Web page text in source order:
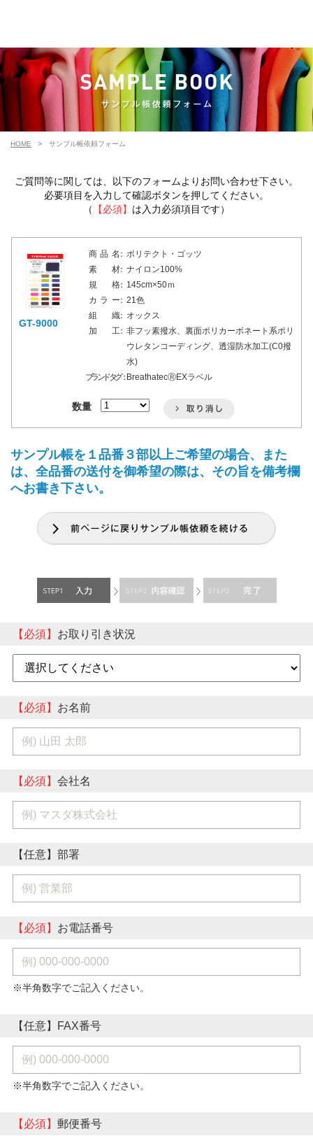
HOME サンプル帳依頼フォーム
ご質問等に関しては、以下のフォームよりお問い合わせ下さい。
必要項目を入力して確認ボタンを押してください。
（
【必須】 は入力必須項目です）
GT-9000
商 品 名 ： ポリテクト・ゴッツ
素 材 ： ナイロン100%
規 格 ： 145cm×50ｍ
カ ラ ー ： 21色
組 織 ： オックス
加 工 ： 非フッ素撥水、裏面ポリカーボネート系ポリ
ウレタンコーディング、透湿防水加工(C0撥
水)
ブランドタグ： BreathatecⓇEXラベル
数量
サンプル帳を１品番３部以上ご希望の場合、また
は、全品番の送付を御希望の際は、その旨を備考欄
へお書き下さい。
【必須】 お取り引き状況
【必須】 お名前
【必須】 会社名
【任意】部署
【必須】 お電話番号
※半角数字でご記入ください。
【任意】FAX番号
※半角数字でご記入ください。
【必須】 郵便番号